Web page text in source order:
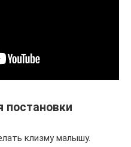
постановки
клизму малышу.